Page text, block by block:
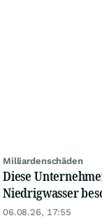
Milliardenschäden
Diese
Niedrigwasser
06.08.26, 17:55